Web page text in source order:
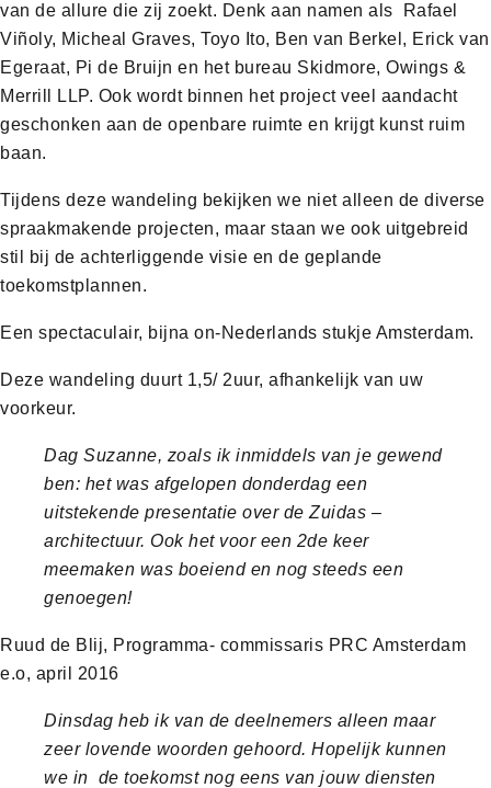
van de allure die zij zoekt. Denk aan namen als Rafael
Viñoly, Micheal Graves, Toyo Ito, Ben van Berkel, Erick van
Egeraat, Pi de Bruijn en het bureau Skidmore, Owings &
Merrill LLP. Ook wordt binnen het project veel aandacht
geschonken aan de openbare ruimte en krijgt kunst ruim
baan.
Tijdens deze wandeling bekijken we niet alleen de diverse
spraakmakende projecten, maar staan we ook uitgebreid
stil bij de achterliggende visie en de geplande
toekomstplannen.
Een spectaculair, bijna on-Nederlands stukje Amsterdam.
Deze wandeling duurt 1,5/ 2uur, afhankelijk van uw
voorkeur.
Dag Suzanne, zoals ik inmiddels van je gewend
ben: het was afgelopen donderdag een
uitstekende presentatie over de Zuidas –
architectuur. Ook het voor een 2de keer
meemaken was boeiend en nog steeds een
genoegen!
Ruud de Blij, Programma- commissaris PRC Amsterdam
e.o, april 2016
Dinsdag heb ik van de deelnemers alleen maar
zeer lovende woorden gehoord. Hopelijk kunnen
we in de toekomst nog eens van jouw diensten